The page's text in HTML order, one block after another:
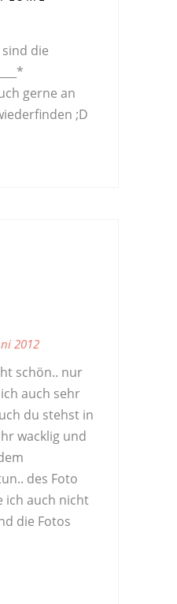
die
gerne an
;D
2012
schön.. nur
auch sehr
du stehst in
wacklig und
des Foto
ich auch nicht
die Fotos